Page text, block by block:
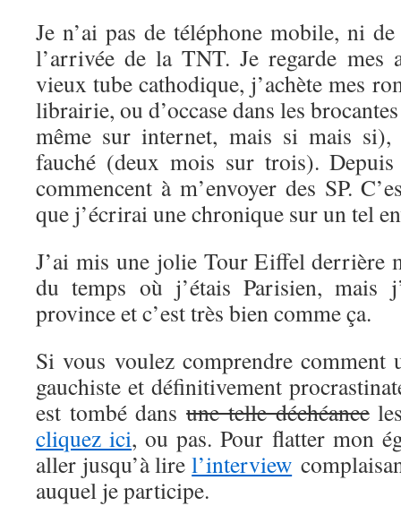
Je n’ai pas de téléphone mobile, ni
l’arrivée de la TNT. Je regarde
vieux tube cathodique, j’achète mes
librairie, ou d’occase dans les
même sur internet, mais si mais
fauché (deux mois sur trois).
commencent à m’envoyer des SP.
que j’écrirai une chronique sur un tel
J’ai mis une jolie Tour Eiffel derrière
du temps où j’étais Parisien, mais
province et c’est très bien comme ça.
Si vous voulez comprendre comment
gauchiste et définitivement
est tombé dansune telle déchéance
cliquez ici, ou pas. Pour flatter mon
aller jusqu’à lirel’interview
auquel je participe.